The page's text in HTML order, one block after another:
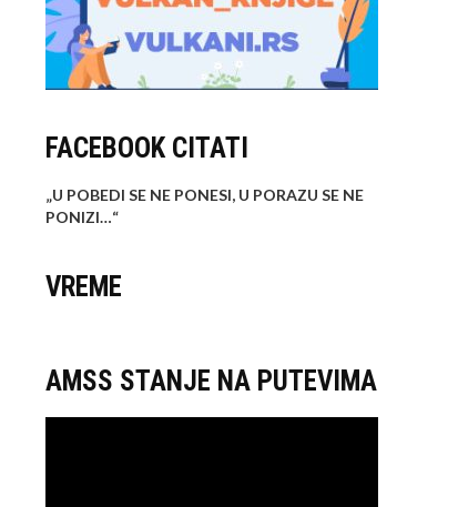
FACEBOOK CITATI
„U POBEDI SE NE PONESI, U PORAZU SE NE
PONIZI…“
VREME
AMSS STANJE NA PUTEVIMA